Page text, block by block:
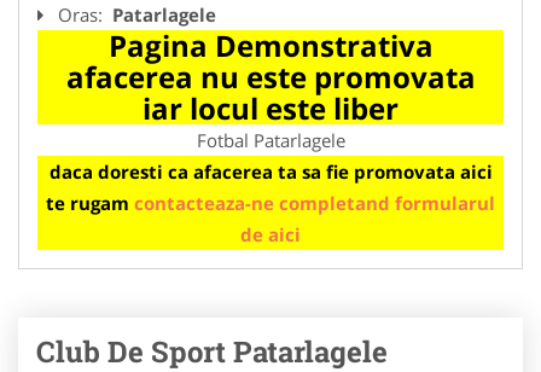
Oras: Patarlagele
Pagina Demonstrativa
afacerea nu este promovata
iar locul este liber
Fotbal Patarlagele
daca doresti ca afacerea ta sa fie promovata aici
te rugam contacteaza-ne completand formularul
de aici
Club De Sport Patarlagele